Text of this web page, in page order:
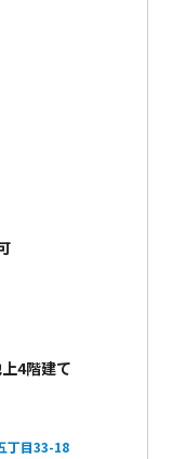
も
ットミルクがよく
4階建て
丁目33-18